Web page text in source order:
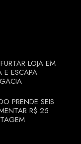
LOJA EM
E ESCAPA
PRENDE SEIS
R$ 25